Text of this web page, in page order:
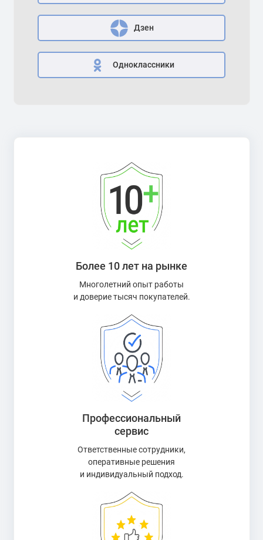
Дзен
Одноклассники
Более 10 лет на рынке
Многолетний опыт работы
и доверие тысяч покупателей.
Профессиональный
сервис
Ответственные сотрудники,
оперативные решения
и индивидуальный подход.